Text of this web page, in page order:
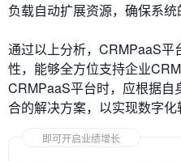
负载自动扩展资源，确保系统
通过以上分析，CRMPaaS平
性，能够全方位支持企业
CRMPaaS平台时，应根据自
合的解决方案，以实现数字化
即可开启业绩增长